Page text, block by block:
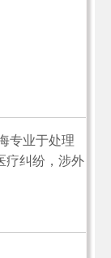
专业于处理
疗纠纷，涉外